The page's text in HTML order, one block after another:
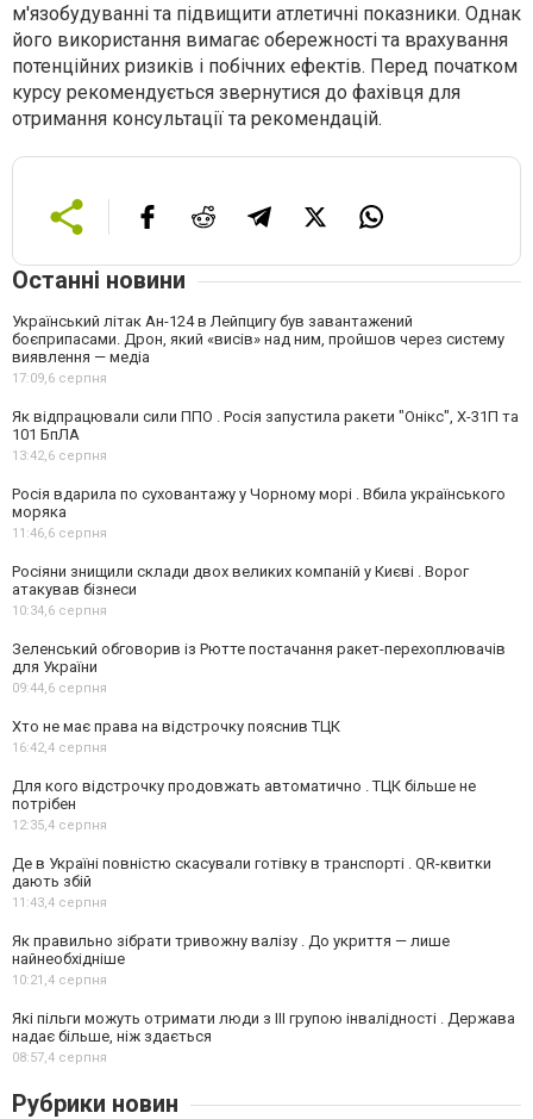
м'язобудуванні та підвищити атлетичні показники. Однак
його використання вимагає обережності та врахування
потенційних ризиків і побічних ефектів. Перед початком
курсу рекомендується звернутися до фахівця для
отримання консультації та рекомендацій.
Останні новини
Український літак Ан-124 в Лейпцигу був завантажений
боєприпасами. Дрон, який «висів» над ним, пройшов через систему
виявлення — медіа
17:09,6 серпня
Як відпрацювали сили ППО . Росія запустила ракети "Онікс", Х-31П та
101 БпЛА
13:42,6 серпня
Росія вдарила по суховантажу у Чорному морі . Вбила українського
моряка
11:46,6 серпня
Росіяни знищили склади двох великих компаній у Києві . Ворог
атакував бізнеси
10:34,6 серпня
Зеленський обговорив із Рютте постачання ракет-перехоплювачів
для України
09:44,6 серпня
Хто не має права на відстрочку пояснив ТЦК
16:42,4 серпня
Для кого відстрочку продовжать автоматично . ТЦК більше не
потрібен
12:35,4 серпня
Де в Україні повністю скасували готівку в транспорті . QR-квитки
дають збій
11:43,4 серпня
Як правильно зібрати тривожну валізу . До укриття — лише
найнеобхідніше
10:21,4 серпня
Які пільги можуть отримати люди з III групою інвалідності . Держава
надає більше, ніж здається
08:57,4 серпня
Рубрики новин